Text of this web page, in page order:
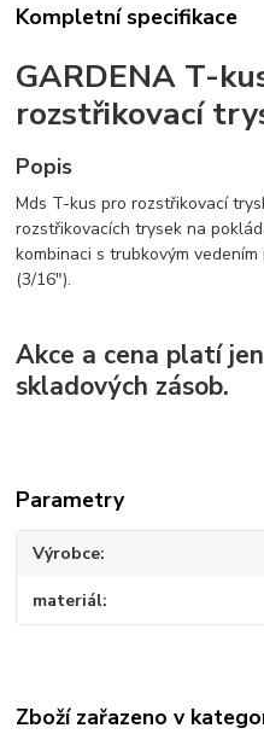
Kompletní specifikace
GARDENA T-
rozstřikovací
Popis
Mds T-kus pro rozstřikovací
rozstřikovacích trysek na
kombinaci s trubkovým
(3/16").
Akce a cena platí
skladových zásob.
Parametry
Výrobce
materiál
Zboží zařazeno v